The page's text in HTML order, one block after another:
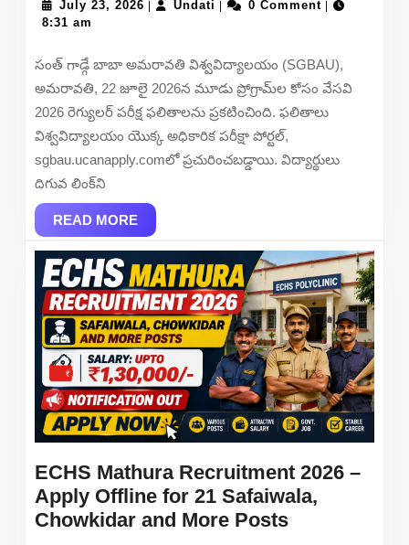
2026
Out
B.Com
Online
at
July 23, 2026 July
Undati Undati0 Comment
8:31 am
సంత్ గాడ్గే బాబా అమరావతి విశ్వవిద్యాలయం (SGBAU),
అమరావతి, 22 జూలై 2026న మూడు ప్రోగ్రామ్‌ల కోసం వేసవి
2026 రెగ్యులర్ పరీక్ష ఫలితాలను ప్రకటించింది. ఫలితాలు
విశ్వవిద్యాలయం యొక్క అధికారిక పరీక్షా పోర్టల్,
sgbau.ucanapply.comలో ప్రచురించబడ్డాయి. విద్యార్థులు
దిగువ లింక్‌ని
READ MOREREAD
MORE
ECHS Mathura Recruitment 2026 –
Apply Offline for 21 Safaiwala,
Chowkidar and More PostsECHS